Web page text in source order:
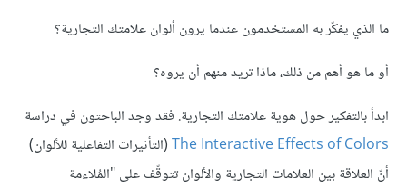
ما الذي يفكّر به المستخدمون عندما يرون ألوان علامتك التجارية؟
أو ما هو أهم من ذلك، ماذا تريد منهم أن يروه؟
ابدأ بالتفكير حول هوية علامتك التجارية. فقد وجد الباحثون في دراسة
The Interactive Effects of Colors(التأثيرات التفاعلية للألوان)
أنّ العلاقة بين العلامات التجارية والألوان تتوقّف على "المُلاءمة